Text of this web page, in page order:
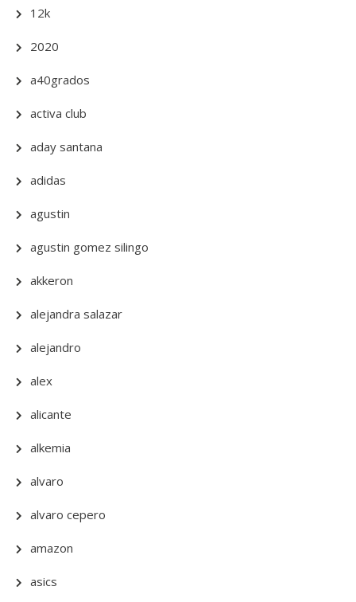
12k
2020
a40grados
activa club
aday santana
adidas
agustin
agustin gomez silingo
akkeron
alejandra salazar
alejandro
alex
alicante
alkemia
alvaro
alvaro cepero
amazon
asics